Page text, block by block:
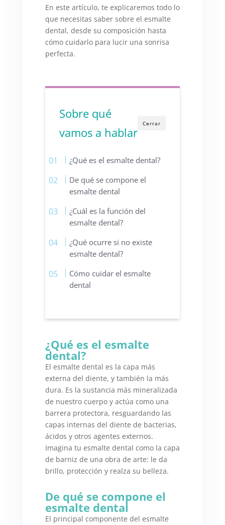
En este artículo, te explicaremos todo lo
que necesitas saber sobre el esmalte
dental, desde su composición hasta
cómo cuidarlo para lucir una sonrisa
perfecta.
Cerrar
Sobre qué
vamos a hablar
¿Qué es el esmalte dental?
De qué se compone el
esmalte dental
¿Cuál es la función del
esmalte dental?
¿Qué ocurre si no existe
esmalte dental?
Cómo cuidar el esmalte
dental
¿Qué es el esmalte
dental?
El esmalte dental es la capa más
externa del diente, y también la más
dura. Es la sustancia más mineralizada
de nuestro cuerpo y actúa como una
barrera protectora, resguardando las
capas internas del diente de bacterias,
ácidos y otros agentes externos.
Imagina tu esmalte dental como la capa
de barniz de una obra de arte: le da
brillo, protección y realza su belleza.
De qué se compone el
esmalte dental
El principal componente del esmalte